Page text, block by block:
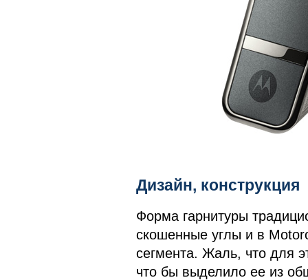
Дизайн, конструкция
Форма гарнитуры
скошенные углы и в
сегмента. Жаль, что для
что бы выделило ее из